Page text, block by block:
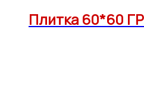
Плитка 60*60